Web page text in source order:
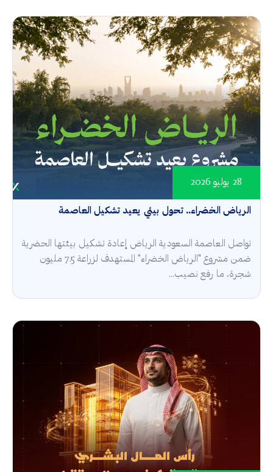
الرياض الخضراء.. تحول بيئي يعيد تشكيل العاصمة
28 يوليو 2026
تواصل العاصمة السعودية الرياض إعادة تشكيل بيئتها الحضرية
ضمن مشروع "الرياض الخضراء" المستهدف لزراعة 7.5 مليون
شجرة، ما رفع نصيب...